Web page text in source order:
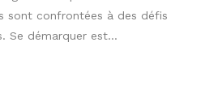
sont confrontées à des défis
Se démarquer est...